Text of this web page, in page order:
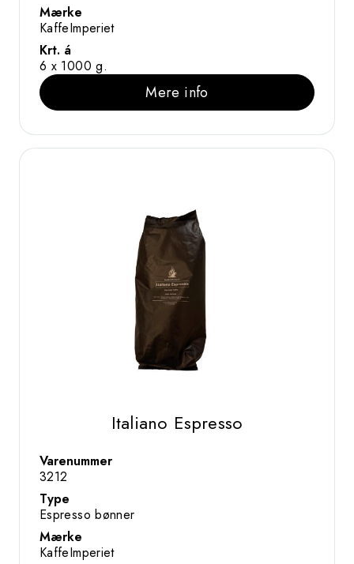
Mærke
KaffeImperiet
Krt. á
6 x 1000 g.
Mere info
Italiano Espresso
Varenummer
3212
Type
Espresso bønner
Mærke
KaffeImperiet